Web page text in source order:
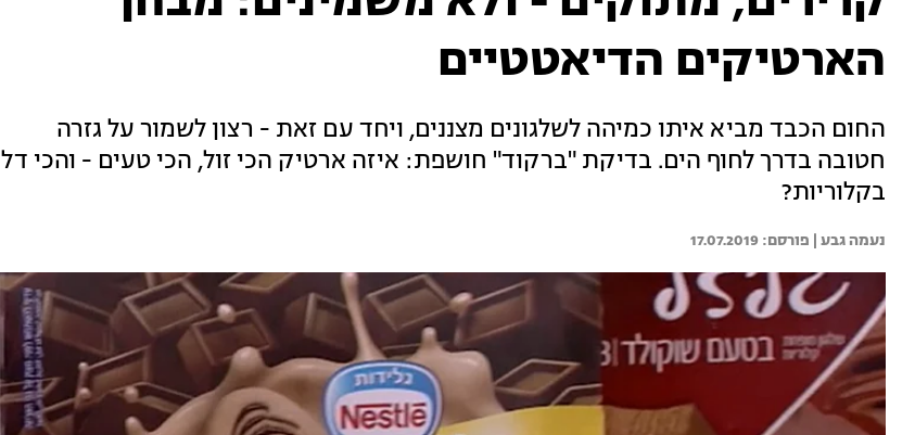
הארטיקים הדיאטטיים
החום הכבד מביא איתו כמיהה לשלגונים מצננים, ויחד עם זאת - רצון לשמור על גזרה
חטובה בדרך לחוף הים. בדיקת "ברקוד" חושפת: איזה ארטיק הכי זול, הכי טעים - והכי דל
בקלוריות?
נעמה גבע | 17.07.2019